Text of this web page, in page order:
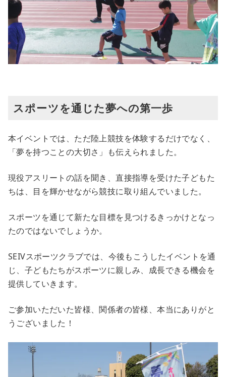
スポーツを通じた夢への第一歩
本イベントでは、ただ陸上競技を体験するだけでなく、
「夢を持つことの大切さ」も伝えられました。
現役アスリートの話を聞き、直接指導を受けた子どもた
ちは、目を輝かせながら競技に取り組んでいました。
スポーツを通じて新たな目標を見つけるきっかけとなっ
たのではないでしょうか。
SEIVスポーツクラブでは、今後もこうしたイベントを通
じ、子どもたちがスポーツに親しみ、成長できる機会を
提供していきます。
ご参加いただいた皆様、関係者の皆様、本当にありがと
うございました！